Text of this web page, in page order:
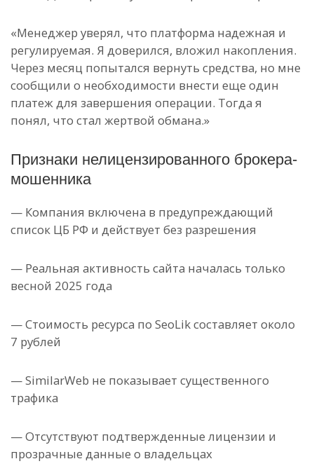
«Менеджер уверял, что платформа надежная и
регулируемая. Я доверился, вложил накопления.
Через месяц попытался вернуть средства, но мне
сообщили о необходимости внести еще один
платеж для завершения операции. Тогда я
понял, что стал жертвой обмана.»
Признаки нелицензированного брокера-
мошенника
— Компания включена в предупреждающий
список ЦБ РФ и действует без разрешения
— Реальная активность сайта началась только
весной 2025 года
— Стоимость ресурса по SeoLik составляет около
7 рублей
— SimilarWeb не показывает существенного
трафика
— Отсутствуют подтвержденные лицензии и
прозрачные данные о владельцах